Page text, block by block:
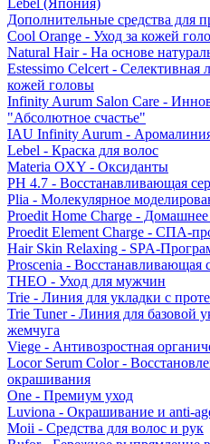
Lebel (Япония)
Дополнительные средства для
Cool Orange - Уход за кожей
Natural Hair - На основе
Estessimo Celcert - Селективная
кожей головы
Infinity Aurum Salon Care -
"Абсолютное счастье"
IAU Infinity Aurum -
Lebel - Краска для волос
Materia OXY - Оксиданты
PH 4.7 - Восстанавливающая
Plia - Молекулярное
Proedit Home Charge - Домашнее
Proedit Element Charge - СПА-
Hair Skin Relaxing - SPA-
Proscenia - Восстанавливающая
THEO - Уход для мужчин
Trie - Линия для укладки с
Trie Tuner - Линия для базовой
жемчуга
Viege - Антивозростная
Locor Serum Color -
окрашивания
One - Премиум уход
Luviona - Окрашивание и anti-
Moii - Средства для волос и рук